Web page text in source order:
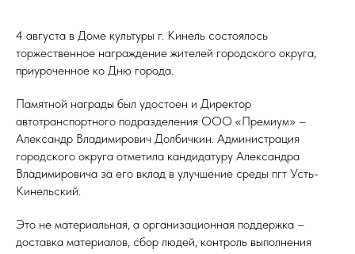
4 августа в Доме культуры г. Кинель состоялось
торжественное награждение жителей городского округа,
приуроченное ко Дню города.
Памятной награды был удостоен и Директор
автотранспортного подразделения ООО «Премиум» –
Александр Владимирович Долбичкин. Администрация
городского округа отметила кандидатуру Александра
Владимировича за его вклад в улучшение среды пгт Усть-
Кинельский.
Это не материальная, а организационная поддержка –
доставка материалов, сбор людей, контроль выполнения